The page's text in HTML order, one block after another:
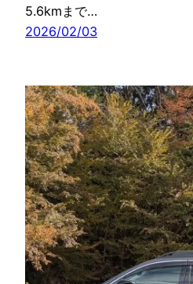
5.6kmまで…
2026/02/03